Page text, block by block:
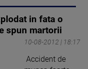
in fata o
spun martorii
10-08-2012 | 18:17
Accident de